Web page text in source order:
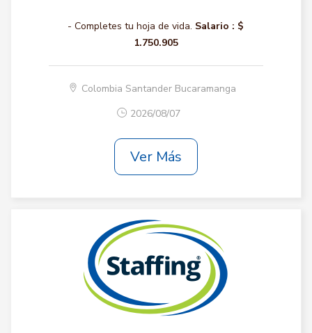
- Completes tu hoja de vida. Salario : $
1.750.905
Colombia Santander Bucaramanga
2026/08/07
Ver Más